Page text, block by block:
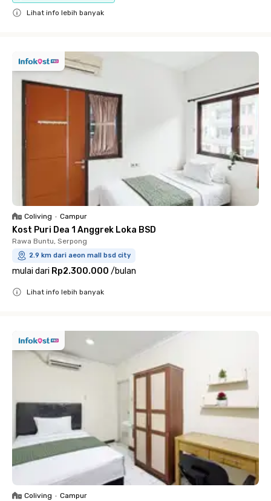
Lihat info lebih banyak
Coliving • Campur
Kost Puri Dea 1 Anggrek Loka BSD
Rawa Buntu, Serpong
2.9 km dari aeon mall bsd city
mulai dari Rp2.300.000 /bulan
Lihat info lebih banyak
Coliving • Campur